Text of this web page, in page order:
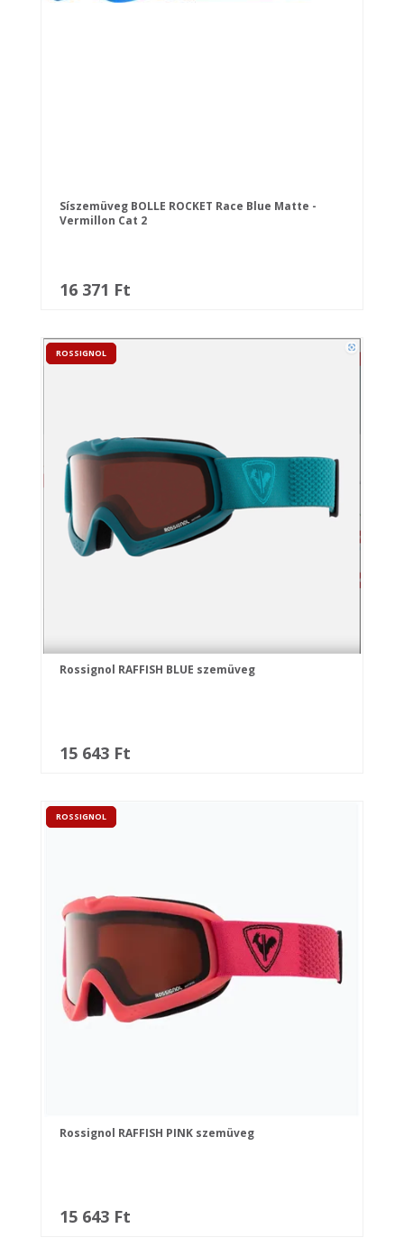
Síszemüveg BOLLE ROCKET Race Blue Matte -
Vermillon Cat 2
16 371 Ft
ROSSIGNOL
Rossignol RAFFISH BLUE szemüveg
15 643 Ft
ROSSIGNOL
Rossignol RAFFISH PINK szemüveg
15 643 Ft